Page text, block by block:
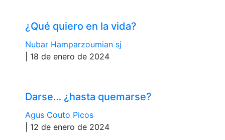
¿Qué quiero en la vida?
Nubar Hamparzoumian sj
| 18 de enero de 2024
Darse… ¿hasta quemarse?
Agus Couto Picos
| 12 de enero de 2024